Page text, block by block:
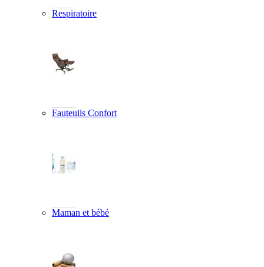
Respiratoire
Fauteuils Confort
Maman et bébé